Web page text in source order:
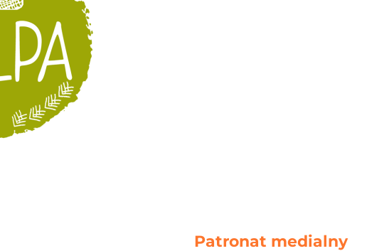
Patronat medialny